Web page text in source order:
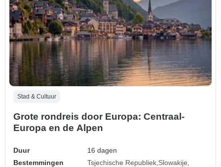
Stad & Cultuur
Grote rondreis door Europa: Centraal-
Europa en de Alpen
Duur
16 dagen
Bestemmingen
Tsjechische Republiek Slowakije